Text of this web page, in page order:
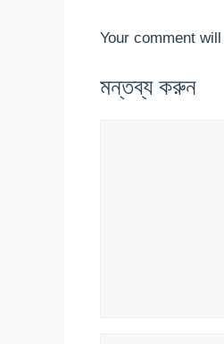
Your comment
মন্তব্য করুন